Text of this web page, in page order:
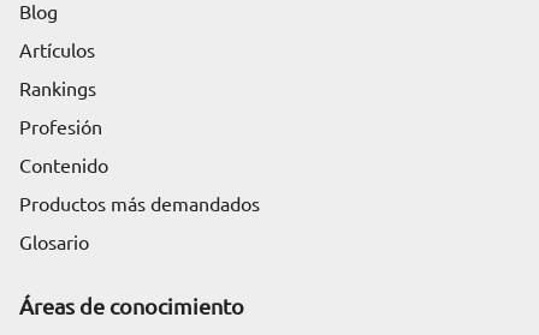
Blog
Artículos
Rankings
Profesión
Contenido
Productos más demandados
Glosario
Áreas de conocimiento